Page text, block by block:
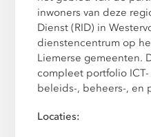
inwoners van deze
Dienst (RID) in
dienstencentrum op
Liemerse gemeenten.
compleet portfolio
beleids-, beheers-, en
Locaties: